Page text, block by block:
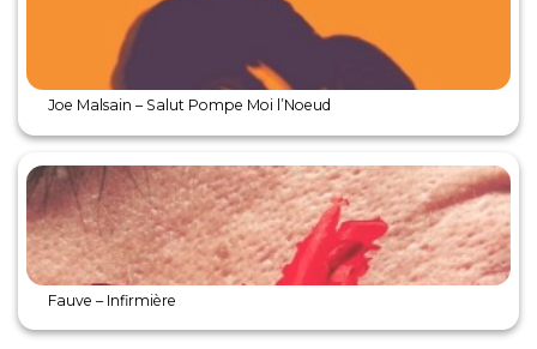
Joe Malsain – Salut Pompe Moi l’Noeud
Fauve – Infirmière